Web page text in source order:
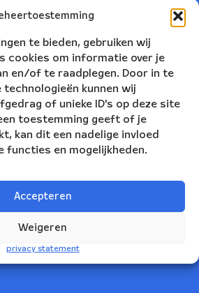
te bieden, gebruiken wij
cookies om informatie over je
en/of te raadplegen. Door in te
kunnen wij
of unieke ID's op deze site
toestemming geeft of je
kan dit een nadelige invloed
functies en mogelijkheden.
Accepteren
Weigeren
privacy statement
Ensemble
12